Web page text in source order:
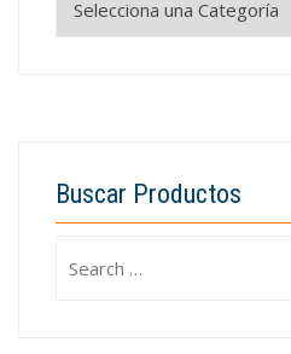
Buscar Productos
for: